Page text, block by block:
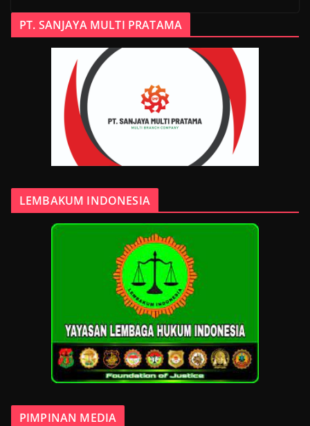
PT. SANJAYA MULTI PRATAMA
LEMBAKUM INDONESIA
PIMPINAN MEDIA